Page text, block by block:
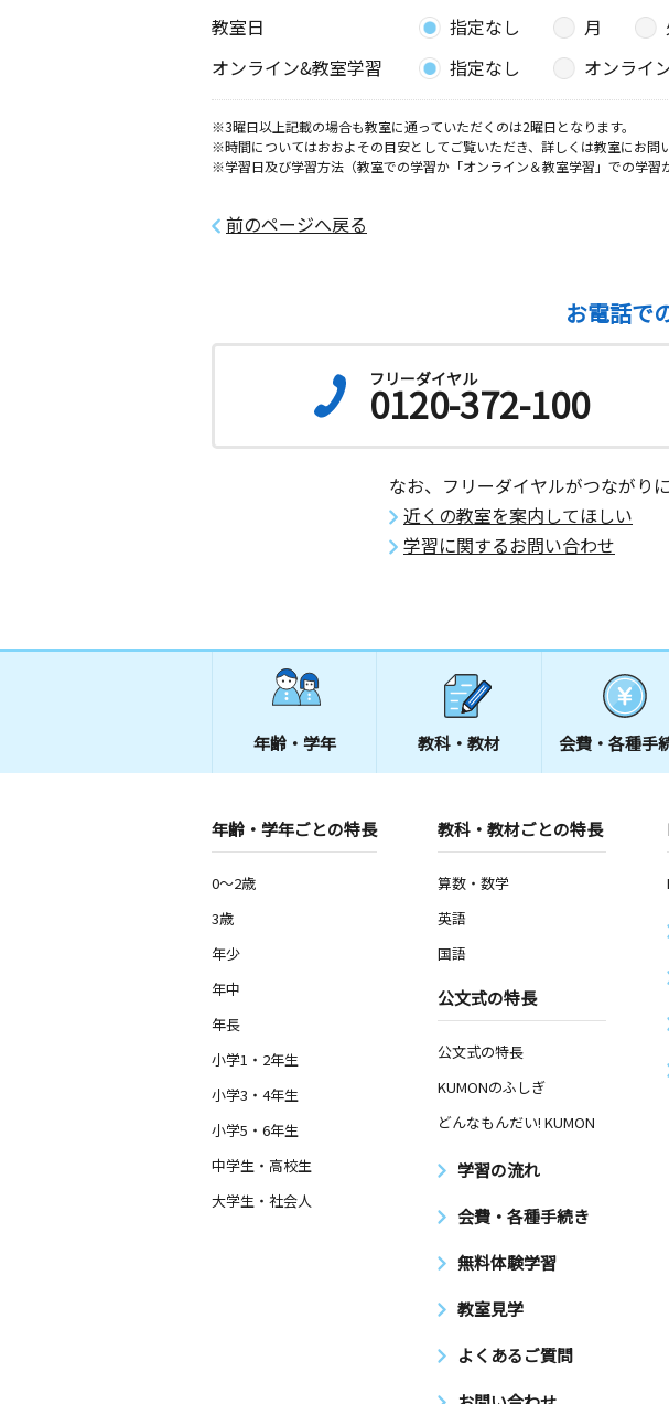
教室日
指定なし 月
オンライン&教室学習
指定なし オンライ
※3曜日以上記載の場合も教室に通っていただくのは2曜日となります。
※時間についてはおおよその目安としてご覧いただき、詳しくは教室にお問
※学習日及び学習方法（教室での学習か「オンライン＆教室学習」での学習
前のページへ戻る
お電話で
フリーダイヤル
0120-372-100
なお、フリーダイヤルがつながり
近くの教室を案内してほしい
学習に関するお問い合わせ
年齢・学年 教科・教材 会費・ 各種手
年齢・学年ごとの特長
0～2歳
3歳
年少
年中
年長
小学1・2年生
小学3・4年生
小学5・6年生
中学生・高校生
大学生・社会人
教科・教材ごとの特長
算数・数学
英語
国語
公文式の特長
公文式の特長
KUMONのふしぎ
どんなもんだい! KUMON
学習の流れ
会費・各種手続き
無料体験学習
教室見学
よくあるご質問